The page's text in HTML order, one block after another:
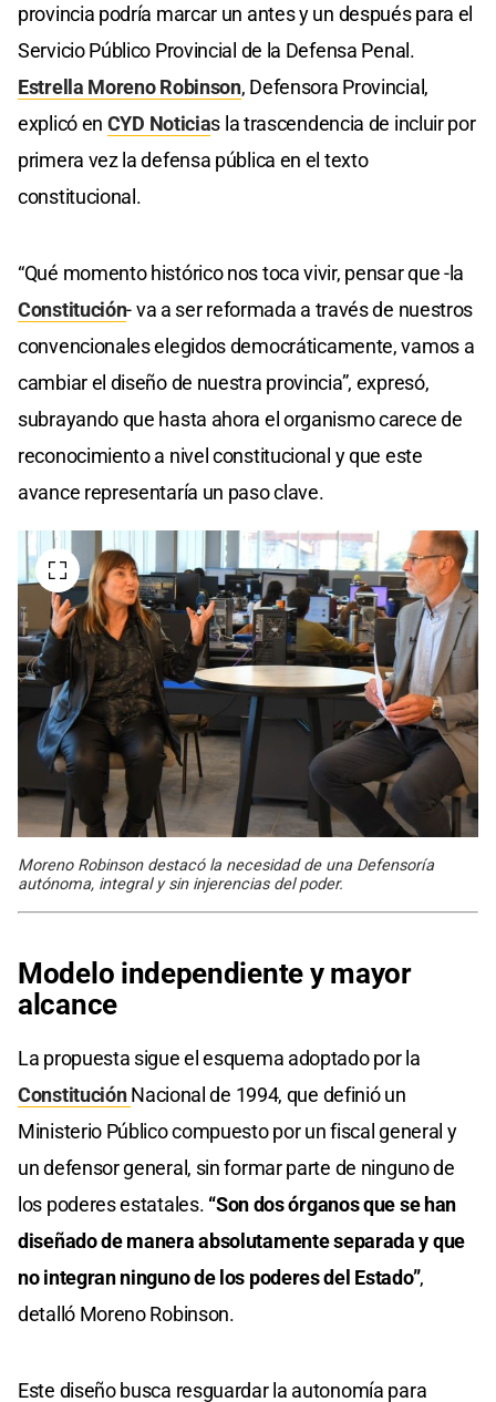
provincia podría marcar un antes y un después para el
Servicio Público Provincial de la Defensa Penal.
Estrella Moreno Robinson, Defensora Provincial,
explicó en CYD Noticias la trascendencia de incluir por
primera vez la defensa pública en el texto
constitucional.
“Qué momento histórico nos toca vivir, pensar que -la
Constitución- va a ser reformada a través de nuestros
convencionales elegidos democráticamente, vamos a
cambiar el diseño de nuestra provincia”, expresó,
subrayando que hasta ahora el organismo carece de
reconocimiento a nivel constitucional y que este
avance representaría un paso clave.
Moreno Robinson destacó la necesidad de una Defensoría
autónoma, integral y sin injerencias del poder.
Modelo independiente y mayor
alcance
La propuesta sigue el esquema adoptado por la
ConstituciónNacional de 1994, que definió un
Ministerio Público compuesto por un fiscal general y
un defensor general, sin formar parte de ninguno de
los poderes estatales. “Son dos órganos que se han
diseñado de manera absolutamente separada y que
no integran ninguno de los poderes del Estado”,
detalló Moreno Robinson.
Este diseño busca resguardar la autonomía para